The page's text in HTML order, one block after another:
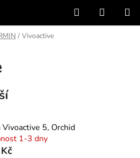
Hledat
KOŠÍK
/ Vivoactive
Vivoactive 5, Orchid
1-3 dny